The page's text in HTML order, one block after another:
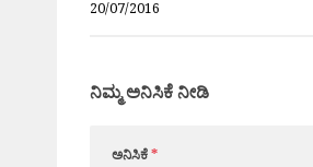
20/07/2016
ನಿಮ್ಮ ಅನಿಸಿಕೆ ನೀಡಿ
ಅನಿಸಿಕೆ*